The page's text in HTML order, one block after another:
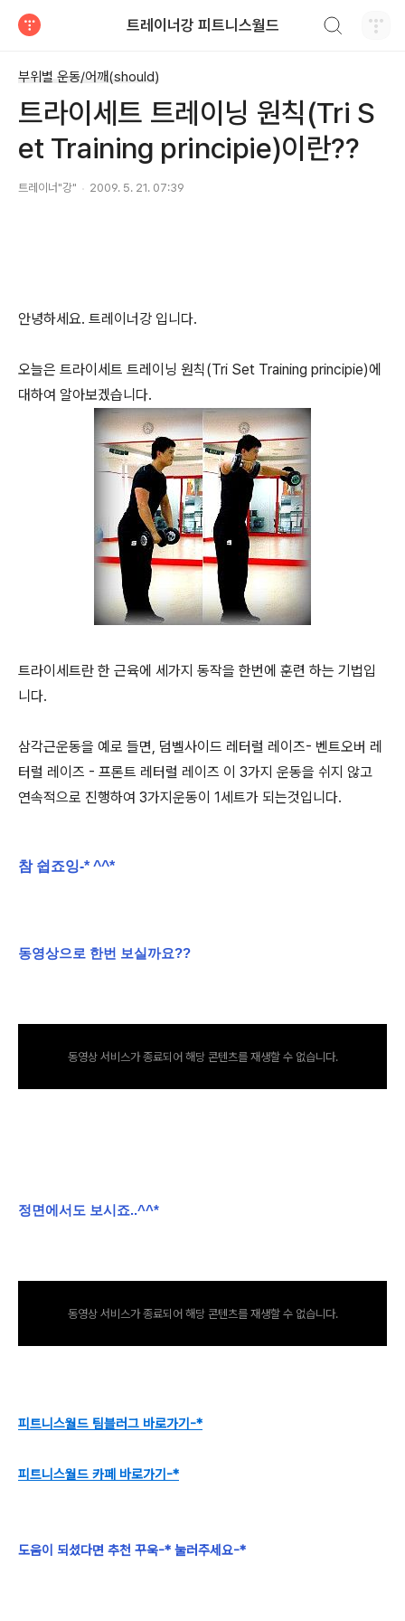
트레이너강 피트니스월드
부위별 운동/어깨(should)
트라이세트 트레이닝 원칙(Tri S
et Training principie)이란??
트레이너"강" 2009. 5. 21. 07:39
안녕하세요. 트레이너강 입니다.
오늘은 트라이세트 트레이닝 원칙(Tri Set Training principie)에
대하여 알아보겠습니다.
트라이세트란 한 근육에 세가지 동작을 한번에 훈련 하는 기법입
니다.
삼각근운동을 예로 들면, 덤벨사이드 레터럴 레이즈- 벤트오버 레
터럴 레이즈 - 프론트 레터럴 레이즈 이 3가지 운동을 쉬지 않고
연속적으로 진행하여 3가지운동이 1세트가 되는것입니다.
참 쉽죠잉-* ^^*
동영상으로 한번 보실까요??
동영상 서비스가 종료되어 해당 콘텐츠를 재생할 수 없습니다.
정면에서도 보시죠..^^*
동영상 서비스가 종료되어 해당 콘텐츠를 재생할 수 없습니다.
피트니스월드 팀블러그 바로가기-*
피트니스월드 카페 바로가기-*
도움이 되셨다면 추천 꾸욱-* 눌러주세요-*